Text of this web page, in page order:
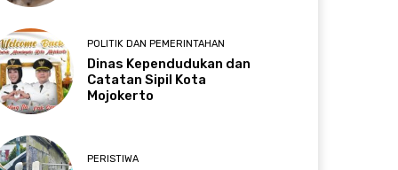
POLITIK DAN PEMERINTAHAN
Dinas Kependudukan dan
Catatan Sipil Kota
Mojokerto
PERISTIWA